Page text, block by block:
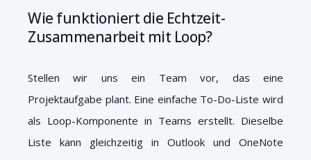
Wie funktioniert die Echtzeit-
Zusammenarbeit mit Loop?
Stellen wir uns ein Team vor, das eine
Projektaufgabe plant. Eine einfache To-Do-Liste wird
als Loop-Komponente in Teams erstellt. Dieselbe
Liste kann gleichzeitig in Outlook und OneNote